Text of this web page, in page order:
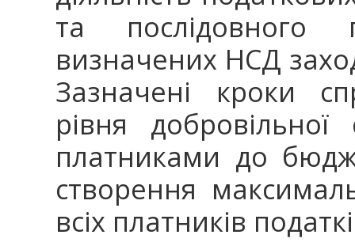
та послідовного
визначених НСД
Зазначені кроки
рівня
платниками до
створення
всіх платників